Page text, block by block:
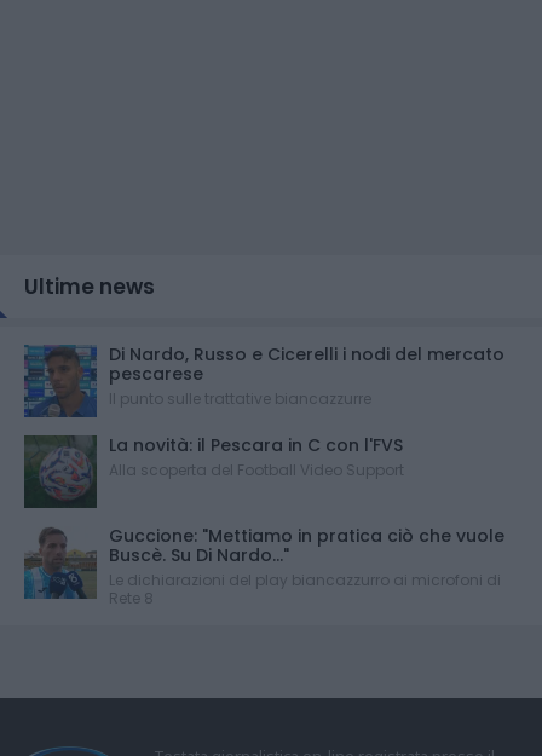
Ultime news
Di Nardo, Russo e Cicerelli i nodi del mercato
pescarese
Il punto sulle trattative biancazzurre
La novità: il Pescara in C con l'FVS
Alla scoperta del Football Video Support
Guccione: "Mettiamo in pratica ciò che vuole
Buscè. Su Di Nardo..."
Le dichiarazioni del play biancazzurro ai microfoni di
Rete 8